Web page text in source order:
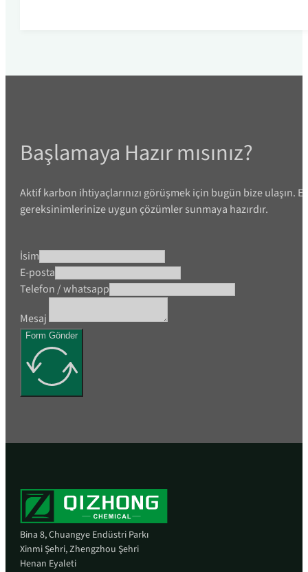
Başlamaya Hazır mısınız?
Aktif karbon ihtiyaçlarınızı görüşmek için bugün bize ulaşın.
gereksinimlerinize uygun çözümler sunmaya hazırdır.
İsim
E-posta
Telefon / whatsapp
Mesaj
Form Gönder
Bina 8, Chuangye Endüstri Parkı
Xinmi Şehri, Zhengzhou Şehri
Henan Eyaleti